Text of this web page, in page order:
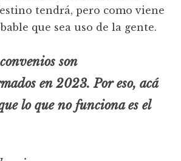
tendrá, pero como viene
que sea uso de la gente.
son
en 2023. Por eso, acá
lo que no funciona es el